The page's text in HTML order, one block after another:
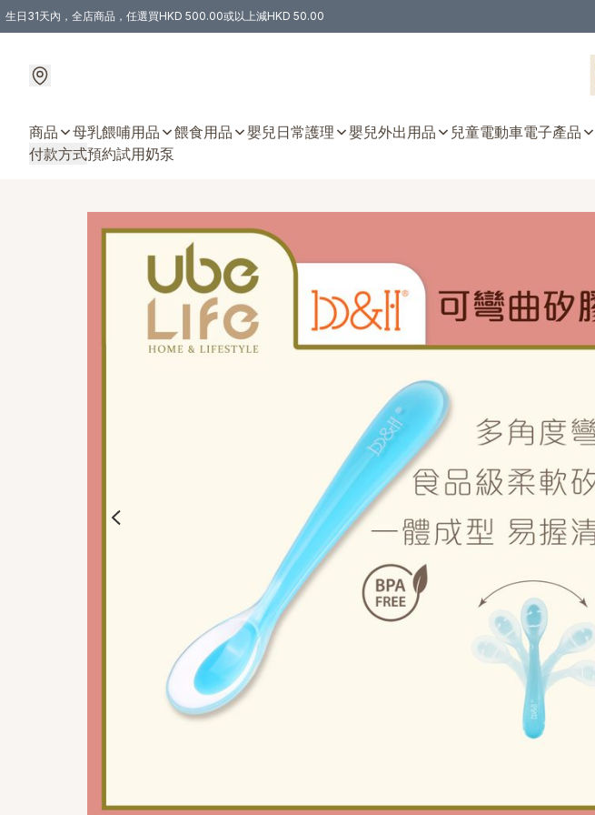
生日31天內，全店商品，任選買HKD 500.00或以上減HKD 50.00
商品 母乳餵哺用品 餵食用品 嬰兒日常護理 嬰兒外出用品 兒童電動車電子產品
付款方式預約試用奶泵